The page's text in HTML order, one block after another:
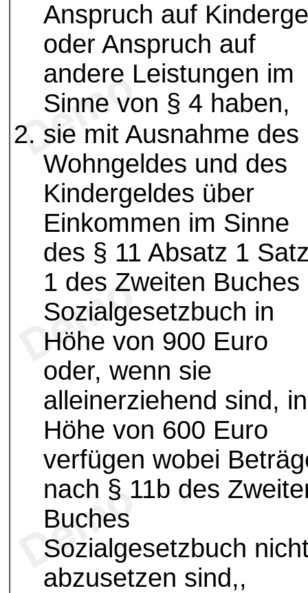
Anspruch auf
oder Anspruch auf
andere Leistungen im
Sinne von § 4 haben,
sie mit Ausnahme des
Wohngeldes und des
Kindergeldes über
Einkommen im Sinne
des § 11 Absatz 1
1 des Zweiten Buches
Sozialgesetzbuch in
Höhe von 900 Euro
oder, wenn sie
alleinerziehend sind, in
Höhe von 600 Euro
verfügen wobei
nach § 11b des
Buches
Sozialgesetzbuch
abzusetzen sind,,